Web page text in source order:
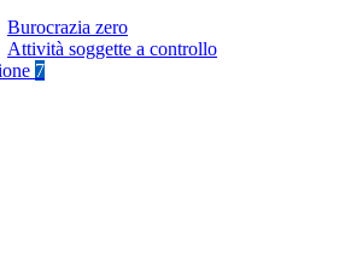
Burocrazia zero
Attività soggette a controllo
7